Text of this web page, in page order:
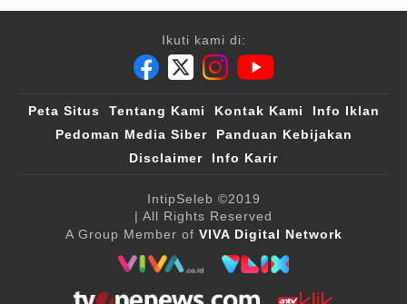
Ikuti kami di:
Peta Situs Tentang Kami Kontak Kami
Info Iklan
Pedoman Media Siber
Panduan Kebijakan
Disclaimer
Info Karir
IntipSeleb ©2019
| All Rights Reserved
A Group Member of VIVA Digital Network